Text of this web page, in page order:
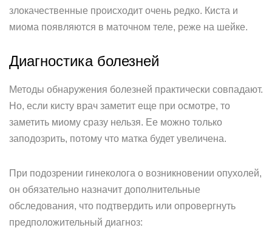
злокачественные происходит очень редко. Киста и
миома появляются в маточном теле, реже на шейке.
Диагностика болезней
Методы обнаружения болезней практически совпадают.
Но, если кисту врач заметит еще при осмотре, то
заметить миому сразу нельзя. Ее можно только
заподозрить, потому что матка будет увеличена.
При подозрении гинеколога о возникновении опухолей,
он обязательно назначит дополнительные
обследования, что подтвердить или опровергнуть
предположительный диагноз: